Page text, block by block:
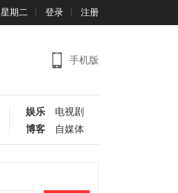
星期二 登录 注册
手机版
娱乐
电视剧
博客
自媒体